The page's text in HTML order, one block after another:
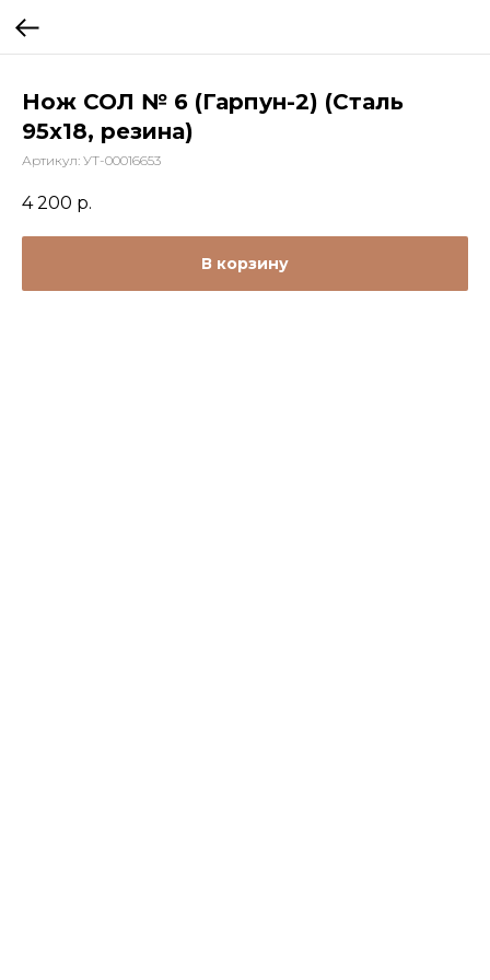
Нож СОЛ № 6 (Гарпун-2) (Сталь
95х18, резина)
Артикул: УТ-00016653
4 200 р.
В корзину